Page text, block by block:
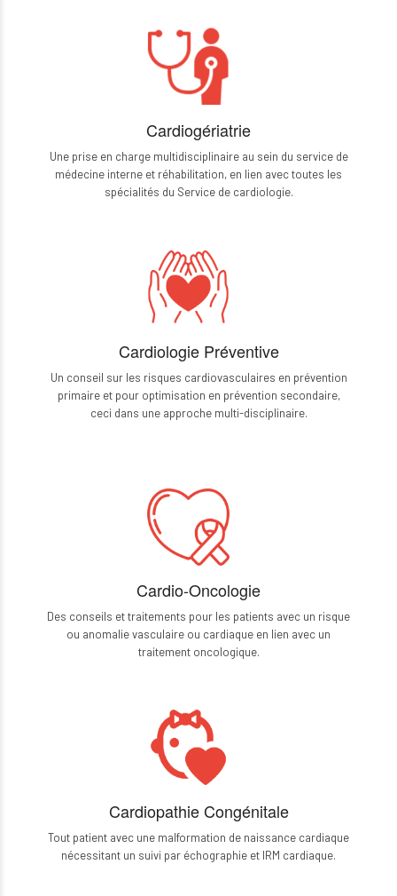
Cardiogériatrie
Une prise en charge multidisciplinaire au sein du service de
médecine interne et réhabilitation, en lien avec toutes les
spécialités du Service de cardiologie.
Cardiologie Préventive
Un conseil sur les risques cardiovasculaires en prévention
primaire et pour optimisation en prévention secondaire,
ceci dans une approche multi-disciplinaire.
Cardio-Oncologie
Des conseils et traitements pour les patients avec un risque
ou anomalie vasculaire ou cardiaque en lien avec un
traitement oncologique.
Cardiopathie Congénitale
Tout patient avec une malformation de naissance cardiaque
nécessitant un suivi par échographie et IRM cardiaque.